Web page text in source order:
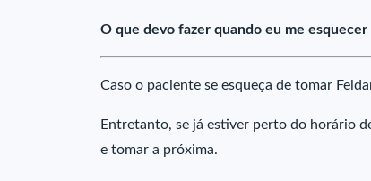
O que devo fazer quando eu me esquecer
Caso o paciente se esqueça de tomar
Entretanto, se já estiver perto do horário
e tomar a próxima.